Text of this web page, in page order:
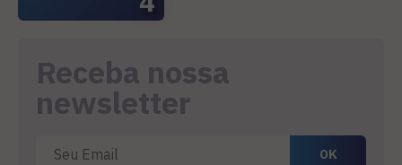
Receba nossa
newsletter